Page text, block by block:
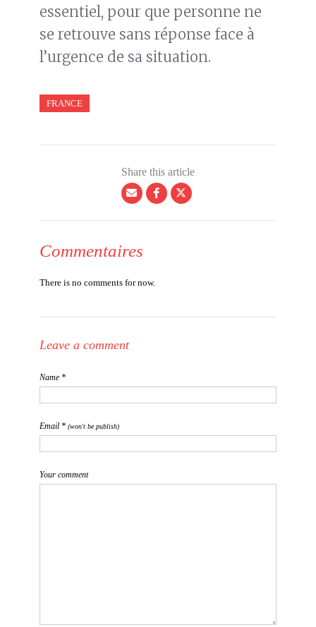
essentiel, pour que personne ne
se retrouve sans réponse face à
l’urgence de sa situation.
FRANCE
Share this article
Commentaires
There is no comments for now.
Leave a comment
Name *
Email * (won't be publish)
Your comment